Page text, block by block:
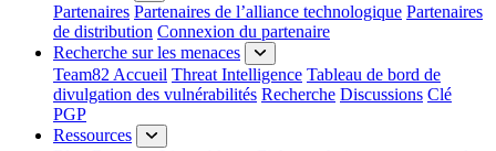
Partenaires Partenaires de l’alliance technologique Partenaires
de distribution Connexion du partenaire
Recherche sur les menaces
Team82 Accueil Threat Intelligence Tableau de bord de
divulgation des vulnérabilités Recherche Discussions Clé
PGP
Ressources